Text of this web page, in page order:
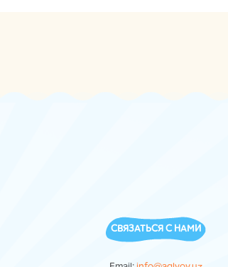
СВЯЗАТЬСЯ С НАМИ